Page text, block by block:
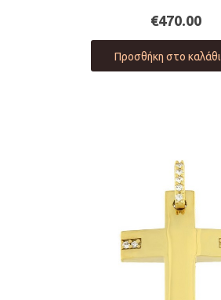
€470.00
Προσθήκη στο καλάθι